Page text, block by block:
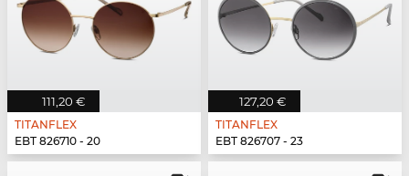
111,20 €
TITANFLEX
EBT 826710 - 20
127,20 €
TITANFLEX
EBT 826707 - 23